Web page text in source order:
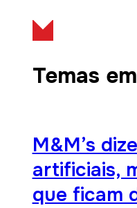
Temas
M&M’s
artificiais,
que ficam